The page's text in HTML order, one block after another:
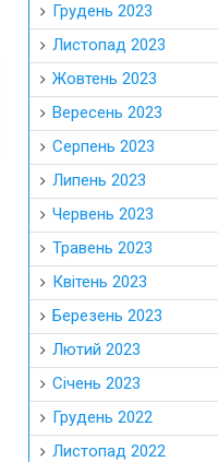
Грудень 2023
Листопад 2023
Жовтень 2023
Вересень 2023
Серпень 2023
Липень 2023
Червень 2023
Травень 2023
Квітень 2023
Березень 2023
Лютий 2023
Січень 2023
Грудень 2022
Листопад 2022